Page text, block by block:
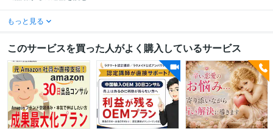
もっと見る
このサービスを買った人がよく購入しているサービス